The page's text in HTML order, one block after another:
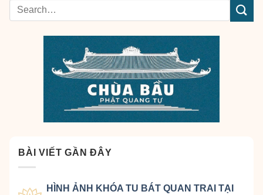
BÀI VIẾT GẦN ĐÂY
HÌNH ẢNH KHÓA TU BÁT QUAN TRAI TẠI